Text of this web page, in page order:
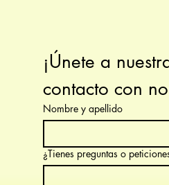
¡Únete a
contacto con
Nombre y apellido
¿Tienes preguntas o